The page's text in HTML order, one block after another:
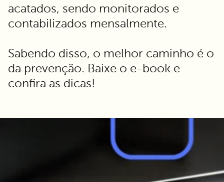
acatados, sendo monitorados e
contabilizados mensalmente.
Sabendo disso, o melhor caminho é o
da prevenção. Baixe o e-book e
confira as dicas!